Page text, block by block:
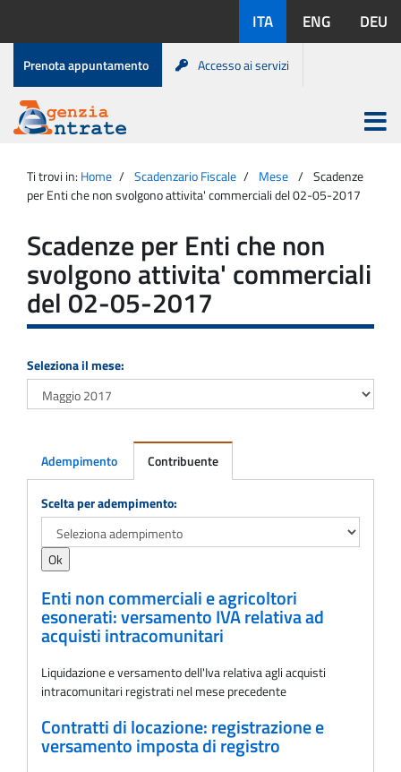
contenuto
disponibili:
ITA ENG DEU
Menu
di
servizio
Prenota appuntamento Accesso ai servizi
Agenzia
Entrate
Apri
menu
principale
Ti trovi in: Home Scadenzario Fiscale Mese
Scadenze
per Enti che non svolgono attivita' commerciali del 02-05-2017
Scadenze per Enti che non
svolgono attivita' commerciali
del 02-05-2017
Seleziona il mese:
Adempimento Contribuente
Adempimento
Scelta per adempimento:
Enti non commerciali e agricoltori
esonerati: versamento IVA relativa ad
acquisti intracomunitari
Liquidazione e versamento dell'Iva relativa agli acquisti
intracomunitari registrati nel mese precedente
Contratti di locazione: registrazione e
versamento imposta di registro